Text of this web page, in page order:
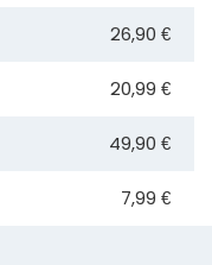
26,90 €
20,99 €
49,90 €
7,99 €